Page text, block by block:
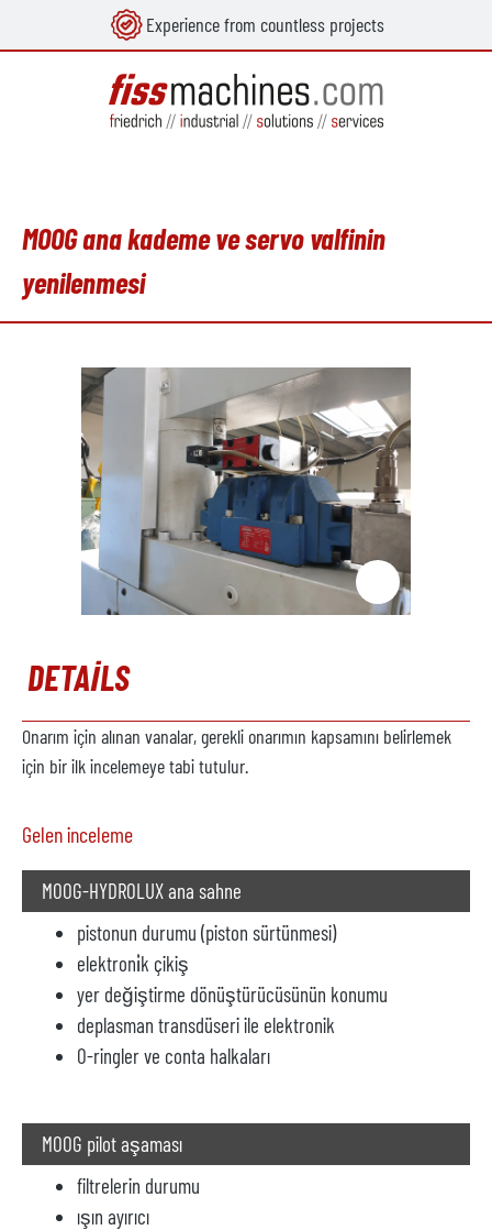
Experience from countless projects
MOOG ana kademe ve servo valfinin
yenilenmesi
Skip image gallery
DETAILS
Onarım için alınan vanalar, gerekli onarımın kapsamını belirlemek
için bir ilk incelemeye tabi tutulur.
Gelen inceleme
MOOG-HYDROLUX ana sahne
pistonun durumu (piston sürtünmesi)
elektroni̇k çikiş
yer değiştirme dönüştürücüsünün konumu
deplasman transdüseri ile elektronik
O-ringler ve conta halkaları
MOOG pilot aşaması
filtrelerin durumu
ışın ayırıcı